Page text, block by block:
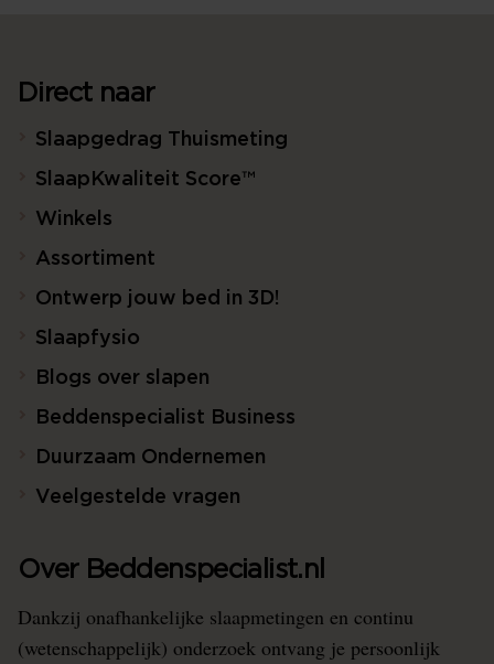
Direct naar
Slaapgedrag Thuismeting
SlaapKwaliteit Score™
Winkels
Assortiment
Ontwerp jouw bed in 3D!
Slaapfysio
Blogs over slapen
Beddenspecialist Business
Duurzaam Ondernemen
Veelgestelde vragen
Over Beddenspecialist.nl
Dankzij onafhankelijke slaapmetingen en continu
(wetenschappelijk) onderzoek ontvang je persoonlijk